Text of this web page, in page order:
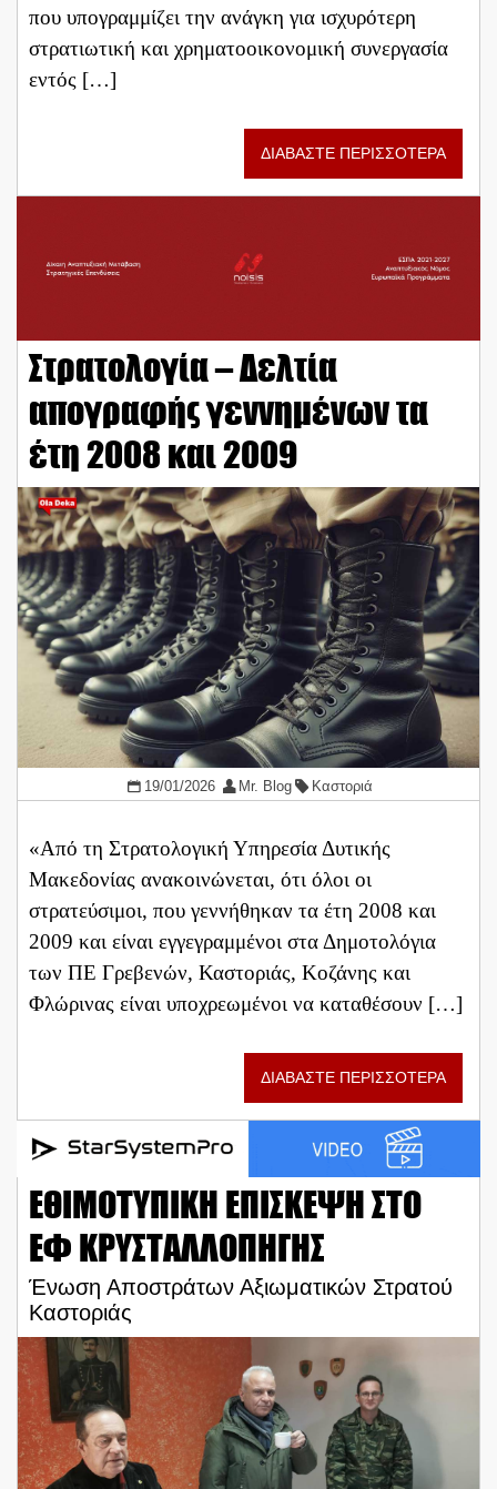
που υπογραμμίζει την ανάγκη για ισχυρότερη
στρατιωτική και χρηματοοικονομική συνεργασία
εντός […]
ΔΙΑΒΑΣΤΕ ΠΕΡΙΣΣΟΤΕΡΑ
Στρατολογία – Δελτία
απογραφής γεννημένων τα
έτη 2008 και 2009
19/01/2026 Mr. Blog Καστοριά
«Από τη Στρατολογική Υπηρεσία Δυτικής
Μακεδονίας ανακοινώνεται, ότι όλοι οι
στρατεύσιμοι, που γεννήθηκαν τα έτη 2008 και
2009 και είναι εγγεγραμμένοι στα Δημοτολόγια
των ΠΕ Γρεβενών, Καστοριάς, Κοζάνης και
Φλώρινας είναι υποχρεωμένοι να καταθέσουν […]
ΔΙΑΒΑΣΤΕ ΠΕΡΙΣΣΟΤΕΡΑ
ΕΘΙΜΟΤΥΠΙΚΗ ΕΠΙΣΚΕΨΗ ΣΤΟ
ΕΦ ΚΡΥΣΤΑΛΛΟΠΗΓΗΣ
Ένωση Αποστράτων Αξιωματικών Στρατού
Καστοριάς